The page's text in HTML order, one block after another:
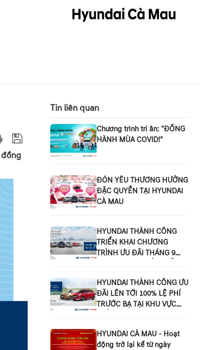
đồng
Tin liên quan
Chương trình tri ân: "ĐỒNG
HÀNH MÙA COVID!"
ĐÓN YÊU THƯƠNG HƯỞNG
ĐẶC QUYỀN TẠI HYUNDAI
CÀ MAU
HYUNDAI THÀNH CÔNG
TRIỂN KHAI CHƯƠNG
TRÌNH ƯU ĐÃI THÁNG 9
TOÀN DI CHUYỂN”
HYUNDAI THÀNH CÔNG ƯU
ĐÃI LÊN TỚI 100% LỆ PHÍ
TRƯỚC BẠ TẠI KHU VỰC
HYUNDAI CÀ MAU - Hoạt
động trở lại kể từ ngày